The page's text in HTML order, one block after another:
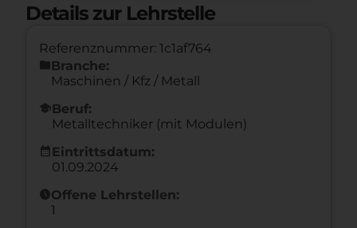
Details zur Lehrstelle
Referenznummer: 1c1af764
folderBranche:
Maschinen / Kfz / Metall
schoolBeruf:
Metalltechniker (mit Modulen)
calendar_month Eintrittsdatum:
01.09.2024
scheduleOffene Lehrstellen:
1